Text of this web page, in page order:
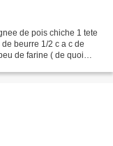
de pois chiche 1 tete
beurre 1/2 c a c de
de farine ( de quoi